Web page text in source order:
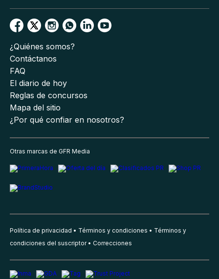
¿Quiénes somos?
Contáctanos
FAQ
El diario de hoy
Reglas de concursos
Mapa del sitio
¿Por qué confiar en nosotros?
Otras marcas de GFR Media
Política de privacidad Términos y condiciones
Términos y
condiciones del suscriptor
Correcciones